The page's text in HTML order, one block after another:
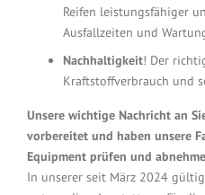
Reifen leistungsfähiger
Ausfallzeiten und
Nachhaltigkeit! Der
Kraftstoffverbrauch und
Unsere wichtige Nachricht an
vorbereitet und haben unsere
Equipment prüfen und
In unserer seit März 2024